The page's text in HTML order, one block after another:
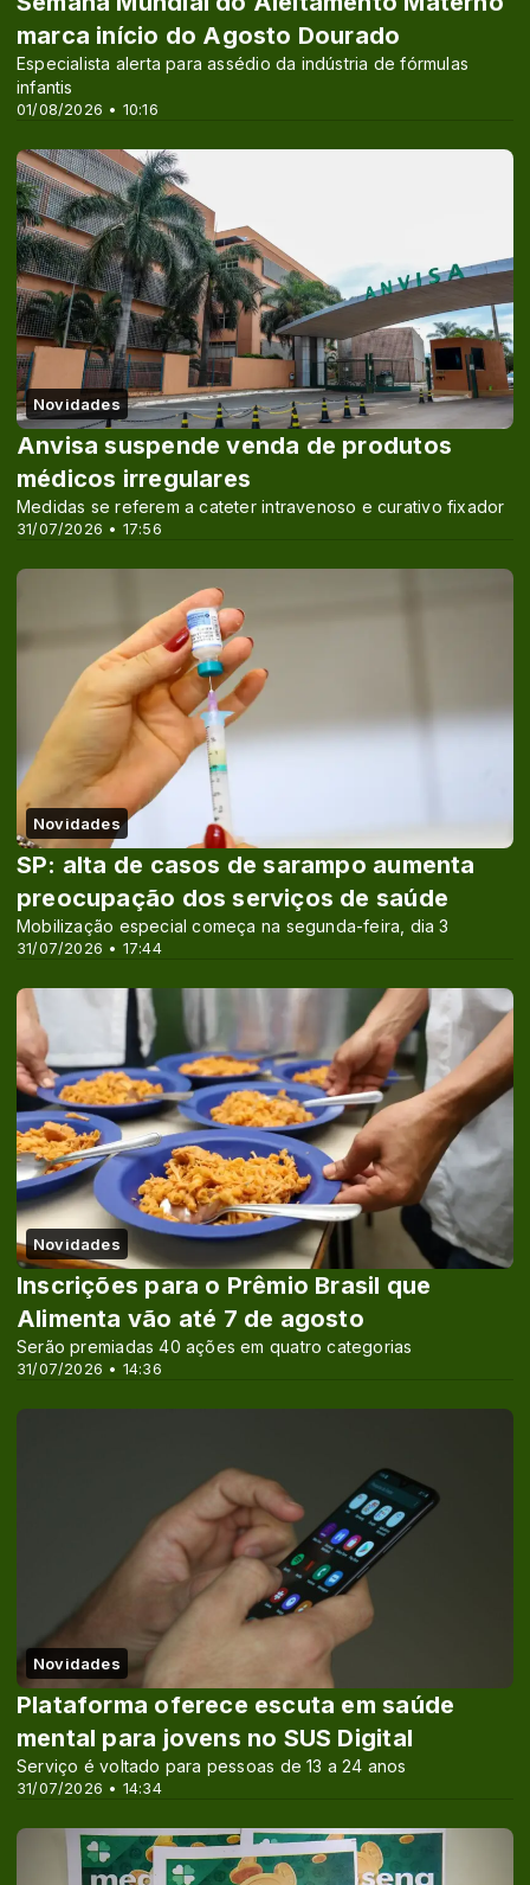
01/08/2026 • 10:16
marca início do Agosto Dourado
Especialista alerta para assédio da indústria de fórmulas
infantis
Novidades
31/07/2026 • 17:56
Anvisa suspende venda de produtos
médicos irregulares
Medidas se referem a cateter intravenoso e curativo fixador
Novidades
31/07/2026 • 17:44
SP: alta de casos de sarampo aumenta
preocupação dos serviços de saúde
Mobilização especial começa na segunda-feira, dia 3
Novidades
31/07/2026 • 14:36
Inscrições para o Prêmio Brasil que
Alimenta vão até 7 de agosto
Serão premiadas 40 ações em quatro categorias
Novidades
31/07/2026 • 14:34
Plataforma oferece escuta em saúde
mental para jovens no SUS Digital
Serviço é voltado para pessoas de 13 a 24 anos